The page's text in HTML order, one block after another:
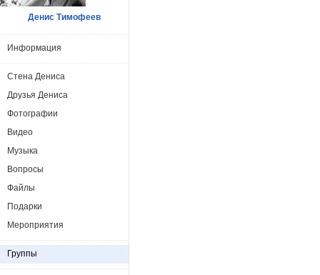
Денис Тимофеев
Информация
Стена Дениса
Друзья Дениса
Фотографии
Видео
Музыка
Вопросы
Файлы
Подарки
Мероприятия
Группы